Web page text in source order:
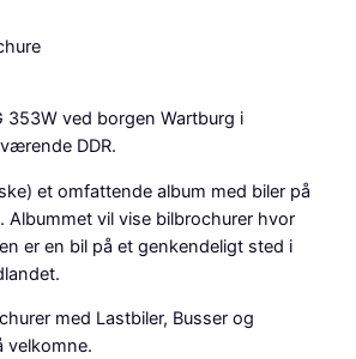
353W ved borgen Wartburg i
DDR.
et omfattende album med biler på
Albummet vil vise bilbrochurer hvor
er en bil på et genkendeligt sted i
med Lastbiler, Busser og
velkomne.